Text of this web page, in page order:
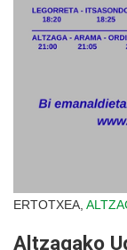
ERTOTXEA,
Altzagako